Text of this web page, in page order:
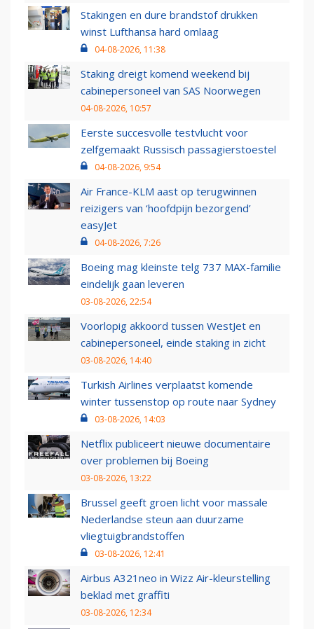
Stakingen en dure brandstof drukken
winst Lufthansa hard omlaag
04-08-2026, 11:38
Staking dreigt komend weekend bij
cabinepersoneel van SAS Noorwegen
04-08-2026, 10:57
Eerste succesvolle testvlucht voor
zelfgemaakt Russisch passagierstoestel
04-08-2026, 9:54
Air France-KLM aast op terugwinnen
reizigers van ‘hoofdpijn bezorgend’
easyJet
04-08-2026, 7:26
Boeing mag kleinste telg 737 MAX-familie
eindelijk gaan leveren
03-08-2026, 22:54
Voorlopig akkoord tussen WestJet en
cabinepersoneel, einde staking in zicht
03-08-2026, 14:40
Turkish Airlines verplaatst komende
winter tussenstop op route naar Sydney
03-08-2026, 14:03
Netflix publiceert nieuwe documentaire
over problemen bij Boeing
03-08-2026, 13:22
Brussel geeft groen licht voor massale
Nederlandse steun aan duurzame
vliegtuigbrandstoffen
03-08-2026, 12:41
Airbus A321neo in Wizz Air-kleurstelling
beklad met graffiti
03-08-2026, 12:34